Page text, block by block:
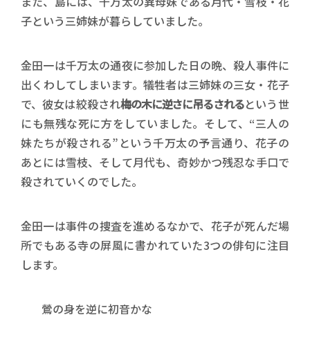
子という三姉妹が暮らしていました。
金田一は千万太の通夜に参加した日の晩、殺人事件に
出くわしてしまいます。犠牲者は三姉妹の三女・花子
で、彼女は絞殺され梅の木に逆さに吊るされるという世
にも無残な死に方をしていました。そして、“三人の
妹たちが殺される”という千万太の予言通り、花子の
あとには雪枝、そして月代も、奇妙かつ残忍な手口で
殺されていくのでした。
金田一は事件の捜査を進めるなかで、花子が死んだ場
所でもある寺の屏風に書かれていた3つの俳句に注目
します。
鶯の身を逆に初音かな